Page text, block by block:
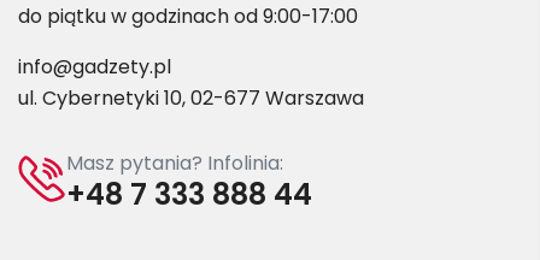
do piątku w godzinach od 9:00-17:00
info@gadzety.pl
ul. Cybernetyki 10, 02-677 Warszawa
Masz pytania? Infolinia:
+48 7 333 888 44